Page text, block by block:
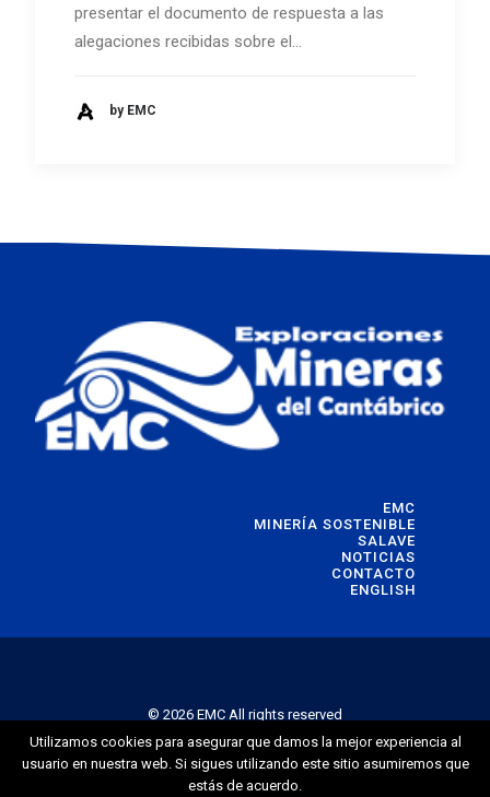
presentar el documento de respuesta a las
alegaciones recibidas sobre el…
by EMC
EMC
MINERÍA SOSTENIBLE
SALAVE
NOTICIAS
CONTACTO
ENGLISH
© 2026 EMC All rights reserved
Utilizamos cookies para asegurar que damos la mejor experiencia al
usuario en nuestra web. Si sigues utilizando este sitio asumiremos que
estás de acuerdo.